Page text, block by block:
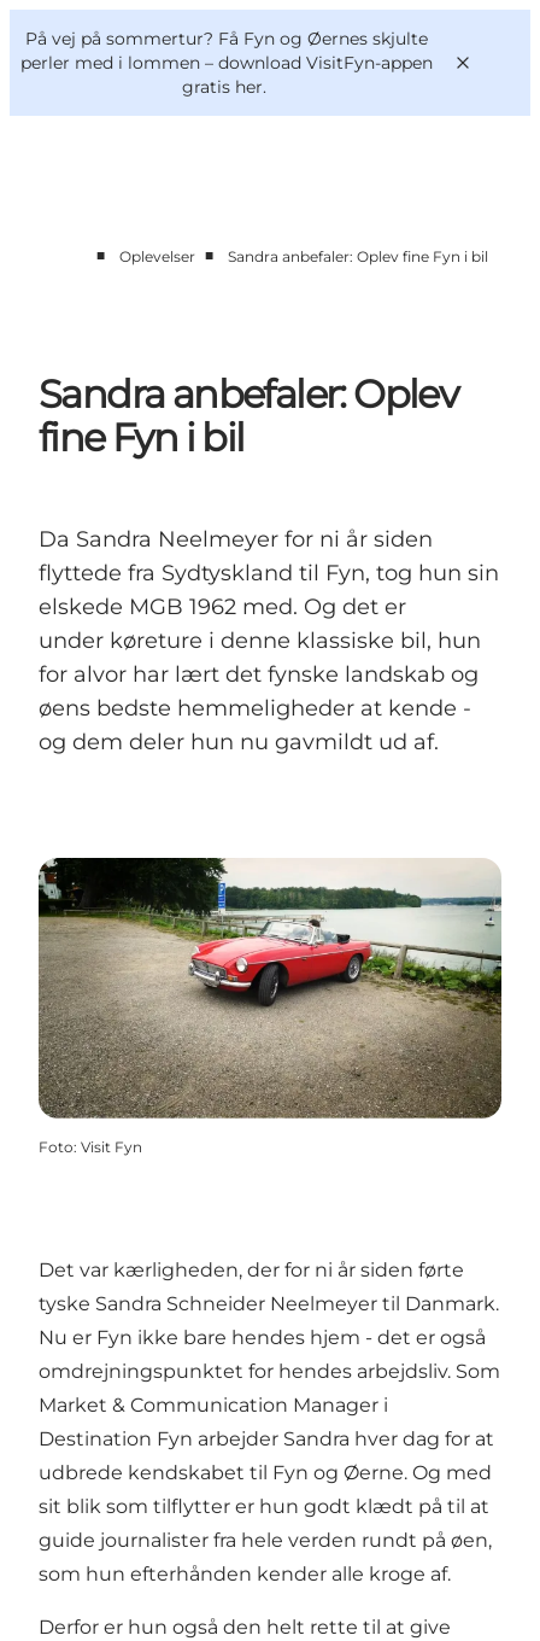
På vej på sommertur? Få Fyn og Øernes skjulte
perler med i lommen – download VisitFyn-appen
gratis her.
Oplevelser
Book lokale oplevelser
VisitFyn
Deutsch
■ Oplevelser ■ Sandra anbefaler: Oplev fine Fyn i bil
Sandra anbefaler: Oplev
fine Fyn i bil
Da Sandra Neelmeyer for ni år siden
flyttede fra Sydtyskland til Fyn, tog hun sin
elskede MGB 1962 med. Og det er
under køreture i denne klassiske bil, hun
for alvor har lært det fynske landskab og
øens bedste hemmeligheder at kende -
og dem deler hun nu gavmildt ud af.
Foto: Visit Fyn
Det var kærligheden, der for ni år siden førte
tyske Sandra Schneider Neelmeyer til Danmark.
Nu er Fyn ikke bare hendes hjem - det er også
omdrejningspunktet for hendes arbejdsliv. Som
Market & Communication Manager i
Destination Fyn arbejder Sandra hver dag for at
udbrede kendskabet til Fyn og Øerne. Og med
sit blik som tilflytter er hun godt klædt på til at
guide journalister fra hele verden rundt på øen,
som hun efterhånden kender alle kroge af.
Derfor er hun også den helt rette til at give